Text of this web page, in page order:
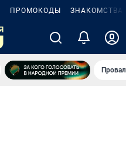
ПРОМОКОДЫ ЗНАКОМСТВА